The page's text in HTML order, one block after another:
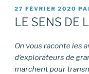
PUBLIÉ
LE
27 FÉVRIER 2020
LE SENS DE
On vous raconte les
d’explorateurs de
marchent pour